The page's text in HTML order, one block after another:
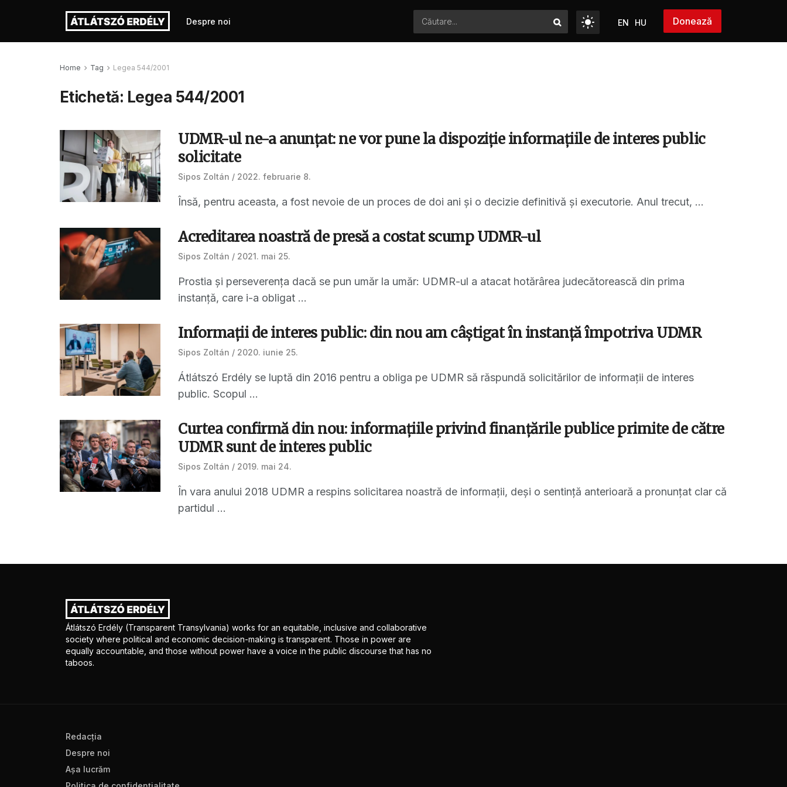
Despre noi EN HU Donează
Home Tag Legea 544/2001
Etichetă: Legea 544/2001
UDMR-ul ne-a anunțat: ne vor pune la dispoziție informațiile de interes public
solicitate
Sipos Zoltán 2022. februarie 8.
Însă, pentru aceasta, a fost nevoie de un proces de doi ani și o decizie definitivă și executorie. Anul trecut, ...
Acreditarea noastră de presă a costat scump UDMR-ul
Sipos Zoltán 2021. mai 25.
Prostia și perseverența dacă se pun umăr la umăr: UDMR-ul a atacat hotărârea judecătorească din prima
instanță, care i-a obligat ...
Informaţii de interes public: din nou am câștigat în instanţă împotriva UDMR
Sipos Zoltán 2020. iunie 25.
Átlátszó Erdély se luptă din 2016 pentru a obliga pe UDMR să răspundă solicitărilor de informaţii de interes
public. Scopul ...
Curtea confirmă din nou: informațiile privind finanţările publice primite de către
UDMR sunt de interes public
Sipos Zoltán 2019. mai 24.
În vara anului 2018 UDMR a respins solicitarea noastră de informații, deși o sentință anterioară a pronunțat clar că
partidul ...
Átlátszó Erdély (Transparent Transylvania) works for an equitable, inclusive and collaborative
society where political and economic decision-making is transparent. Those in power are
equally accountable, and those without power have a voice in the public discourse that has no
taboos.
Redacţia
Despre noi
Aşa lucrăm